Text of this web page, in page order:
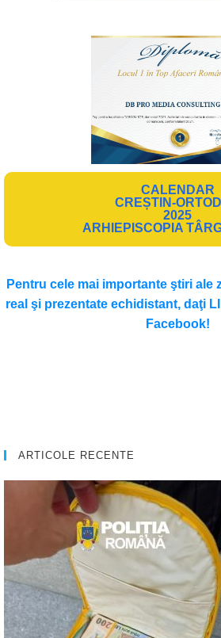
CALENDAR
CREȘTIN-
2025
ARHIEPISCOPIA
Pentru cele mai importante ştiri ale
real şi prezentate echidistant, daţi
Facebook!
ARTICOLE RECENTE